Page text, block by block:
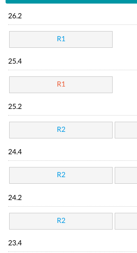
26.2
R1
25.4
R1
25.2
R2
24.4
R2
24.2
R2
23.4